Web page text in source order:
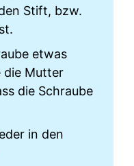
Stift, bzw.
etwas
die Mutter
die Schraube
in den